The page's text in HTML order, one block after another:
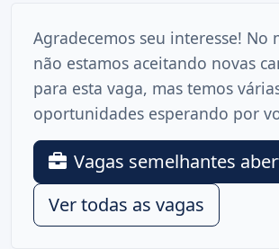
Agradecemos seu interesse! No
não estamos aceitando novas
para esta vaga, mas temos
oportunidades esperando por
Vagas semelhantes
Ver todas as vagas